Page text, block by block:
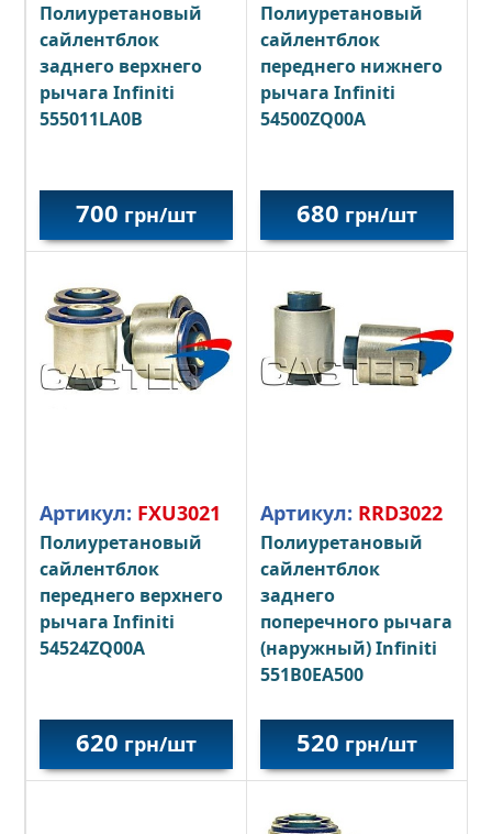
Полиуретановый
сайлентблок
заднего верхнего
рычага Infiniti
555011LA0B
700 грн/шт
Полиуретановый
сайлентблок
переднего нижнего
рычага Infiniti
54500ZQ00A
680 грн/шт
Артикул: FXU3021
Полиуретановый
сайлентблок
переднего верхнего
рычага Infiniti
54524ZQ00A
620 грн/шт
Артикул: RRD3022
Полиуретановый
сайлентблок
заднего
поперечного рычага
(наружный) Infiniti
551B0EA500
520 грн/шт